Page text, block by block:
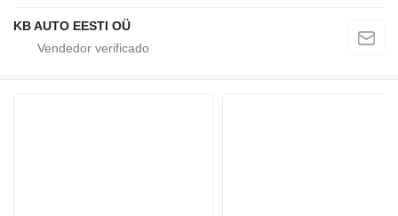
KB AUTO EESTI OÜ